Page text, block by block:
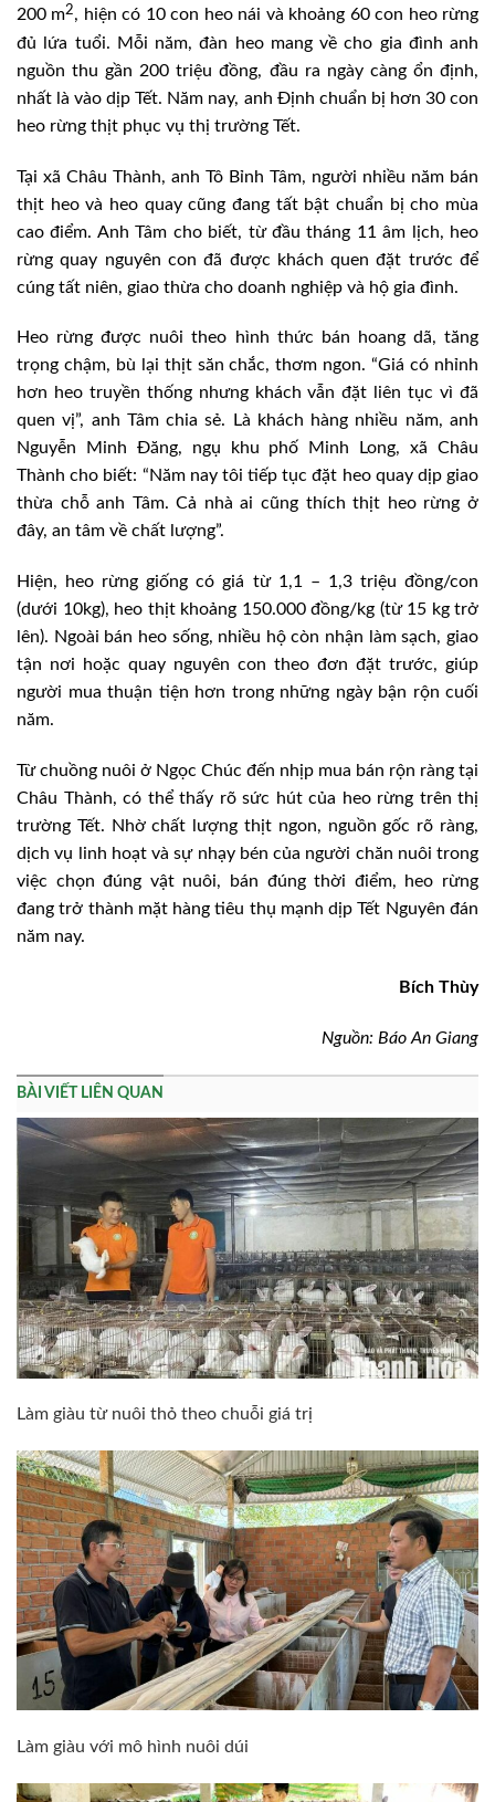
200 m2, hiện có 10 con heo nái và khoảng 60 con heo rừng
đủ lứa tuổi. Mỗi năm, đàn heo mang về cho gia đình anh
nguồn thu gần 200 triệu đồng, đầu ra ngày càng ổn định,
nhất là vào dịp Tết. Năm nay, anh Định chuẩn bị hơn 30 con
heo rừng thịt phục vụ thị trường Tết.
Tại xã Châu Thành, anh Tô Bỉnh Tâm, người nhiều năm bán
thịt heo và heo quay cũng đang tất bật chuẩn bị cho mùa
cao điểm. Anh Tâm cho biết, từ đầu tháng 11 âm lịch, heo
rừng quay nguyên con đã được khách quen đặt trước để
cúng tất niên, giao thừa cho doanh nghiệp và hộ gia đình.
Heo rừng được nuôi theo hình thức bán hoang dã, tăng
trọng chậm, bù lại thịt săn chắc, thơm ngon. “Giá có nhỉnh
hơn heo truyền thống nhưng khách vẫn đặt liên tục vì đã
quen vị”, anh Tâm chia sẻ. Là khách hàng nhiều năm, anh
Nguyễn Minh Đăng, ngụ khu phố Minh Long, xã Châu
Thành cho biết: “Năm nay tôi tiếp tục đặt heo quay dịp giao
thừa chỗ anh Tâm. Cả nhà ai cũng thích thịt heo rừng ở
đây, an tâm về chất lượng”.
Hiện, heo rừng giống có giá từ 1,1 – 1,3 triệu đồng/con
(dưới 10kg), heo thịt khoảng 150.000 đồng/kg (từ 15 kg trở
lên). Ngoài bán heo sống, nhiều hộ còn nhận làm sạch, giao
tận nơi hoặc quay nguyên con theo đơn đặt trước, giúp
người mua thuận tiện hơn trong những ngày bận rộn cuối
năm.
Từ chuồng nuôi ở Ngọc Chúc đến nhịp mua bán rộn ràng tại
Châu Thành, có thể thấy rõ sức hút của heo rừng trên thị
trường Tết. Nhờ chất lượng thịt ngon, nguồn gốc rõ ràng,
dịch vụ linh hoạt và sự nhạy bén của người chăn nuôi trong
việc chọn đúng vật nuôi, bán đúng thời điểm, heo rừng
đang trở thành mặt hàng tiêu thụ mạnh dịp Tết Nguyên đán
năm nay.
Bích Thùy
Nguồn: Báo An Giang
BÀI VIẾT LIÊN QUAN
Làm giàu từ nuôi thỏ theo chuỗi giá trị
Làm giàu với mô hình nuôi dúi